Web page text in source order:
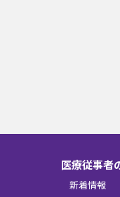
医療従事者
新着情報